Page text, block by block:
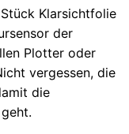
Klarsichtfolie
der
Plotter oder
vergessen, die
die